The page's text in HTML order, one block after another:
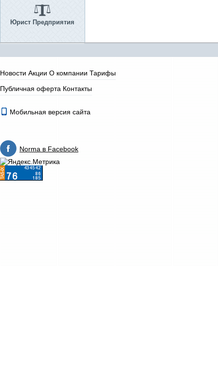
Юрист Предприятия
Новости Акции О компании Тарифы
Публичная оферта Контакты
Мобильная версия сайта
Norma в Facebook